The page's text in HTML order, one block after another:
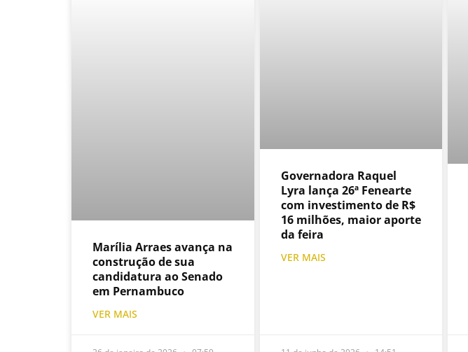
Marília Arraes avança na
construção de sua
candidatura ao Senado
em Pernambuco
VER MAIS
Governadora Raquel
Lyra lança 26ª Fenearte
com investimento de R$
16 milhões, maior aporte
da feira
VER MAIS